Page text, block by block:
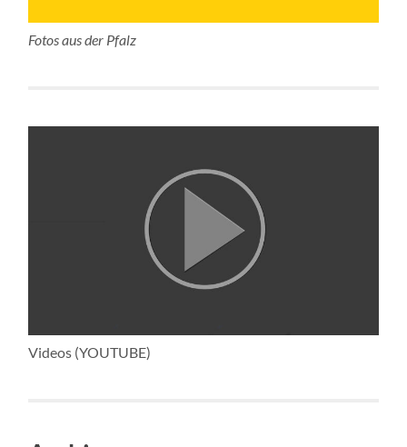
Fotos aus der Pfalz
Videos (YOUTUBE)